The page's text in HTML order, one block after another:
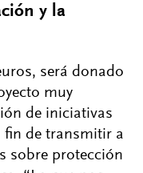
y la
será donado
muy
de iniciativas
fin de transmitir a
sobre protección